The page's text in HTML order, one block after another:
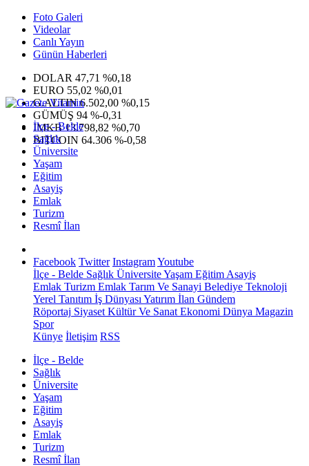
Foto Galeri
Videolar
Canlı Yayın
Günün Haberleri
DOLAR 47,71 %0,18
EURO 55,02 %0,01
G.ALTIN6.502,00 %0,15
GÜMÜŞ 94 %-0,31
IMKB13.798,82 %0,70
BITCOIN 64.306 %-0,58
İlçe - Belde
Sağlık
Üniversite
Yaşam
Eğitim
Asayiş
Emlak
Turizm
Resmî İlan
Facebook Twitter InstagramYoutube
İlçe - Belde Sağlık ÜniversiteYaşam Eğitim Asayiş
Emlak Turizm Emlak Tarım Ve Sanayi Belediye Teknoloji
Yerel Tanıtım İş Dünyası Yatırım İlan Gündem
Röportaj Siyaset Kültür Ve Sanat Ekonomi Dünya Magazin
Spor
Künye İletişim RSS
İlçe - Belde
Sağlık
Üniversite
Yaşam
Eğitim
Asayiş
Emlak
Turizm
Resmî İlan